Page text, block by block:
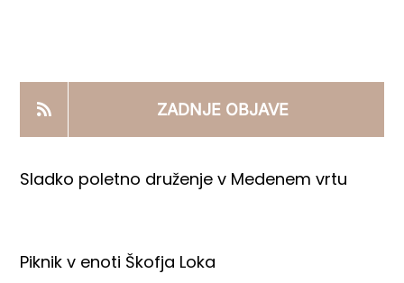
PRODAJNI IZDELKI
AKTUALNO
ZADNJE OBJAVE
Sladko poletno druženje v Medenem vrtu
Piknik v enoti Škofja Loka